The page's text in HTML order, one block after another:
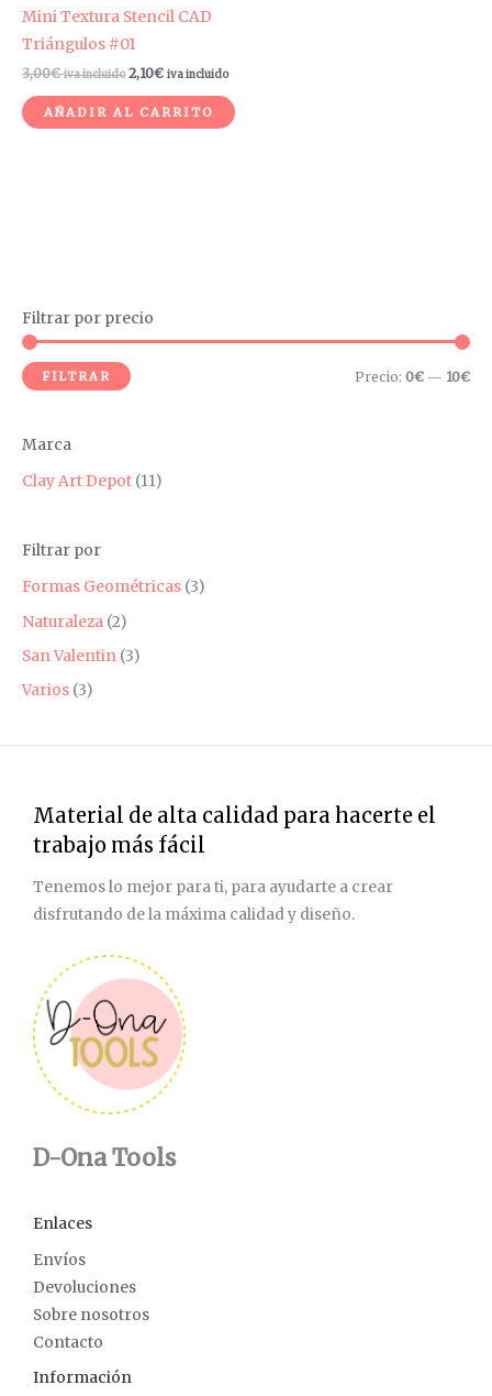
Filtrar por precio
ee
FILTRAR Precio: 0€ — 10€
Marca
Clay Art Depot (11)
Filtrar por
Formas Geométricas (3)
Naturaleza (2)
San Valentin (3)
Varios (3)
Mini Textura Stencil CAD
Triángulos #01
3,00€ iva incluido 2,10€ iva incluido
AÑADIR AL CARRITO
Material de alta calidad para hacerte el
trabajo más fácil
Tenemos lo mejor para ti, para ayudarte a crear
disfrutando de la máxima calidad y diseño.
D-Ona Tools
Enlaces
Envíos
Devoluciones
Sobre nosotros
Contacto
Información